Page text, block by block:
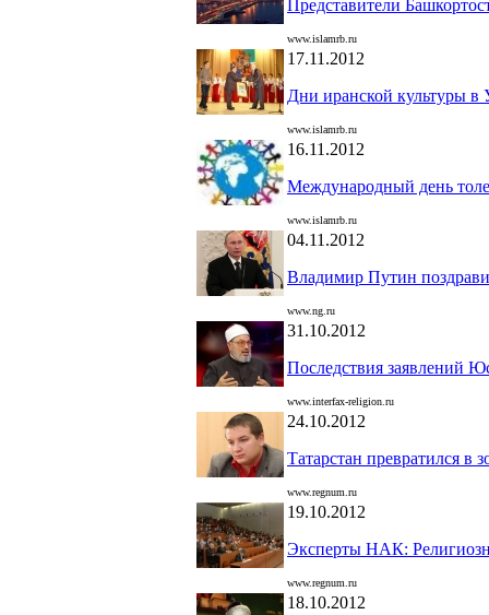
Представители
www.islamrb.ru
17.11.2012
Дни иранской культуры в
www.islamrb.ru
16.11.2012
Международный день
www.islamrb.ru
04.11.2012
Владимир Путин
www.ng.ru
31.10.2012
Последствия заявлений
www.interfax-religion.ru
24.10.2012
Татарстан превратился в
www.regnum.ru
19.10.2012
Эксперты НАК:
www.regnum.ru
18.10.2012